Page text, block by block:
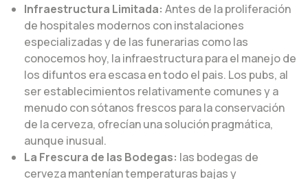
Infraestructura Limitada: Antes de la proliferación
de hospitales modernos con instalaciones
especializadas y de las funerarias como las
conocemos hoy, la infraestructura para el manejo de
los difuntos era escasa en todo el pais. Los pubs, al
ser establecimientos relativamente comunes y a
menudo con sótanos frescos para la conservación
de la cerveza, ofrecían una solución pragmática,
aunque inusual.
La Frescura de las Bodegas: las bodegas de
cerveza mantenían temperaturas bajas y